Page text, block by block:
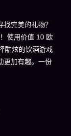
完美的礼物？
使用价值 10 欧
酷炫的饮酒游戏
更加有趣。一份